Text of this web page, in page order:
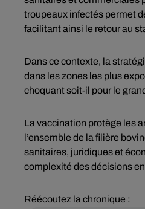
troupeaux infectés permet
facilitant ainsi le retour au
Dans ce contexte, la
dans les zones les plus
choquant soit-il pour le
La vaccination protège les
l’ensemble de la filière
sanitaires, juridiques et
complexité des décisions
Réécoutez la chronique :